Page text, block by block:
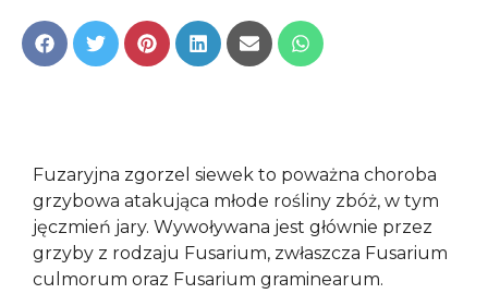
Share
on
Share
on
Share
on
Share
on
Share
on
Share
on
Fuzaryjna zgorzel siewek to poważna choroba
grzybowa atakująca młode rośliny zbóż, w tym
jęczmień jary. Wywoływana jest głównie przez
grzyby z rodzaju Fusarium, zwłaszcza Fusarium
culmorum oraz Fusarium graminearum.